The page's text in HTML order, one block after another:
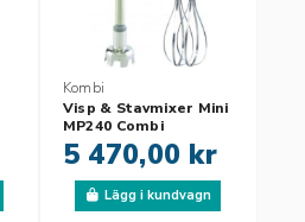
Kombi
Visp & Stavmixer Mini
MP240 Combi
5 470,00 kr
Lägg i kundvagn